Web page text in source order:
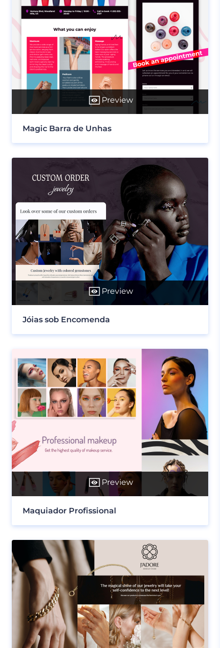
Preview
Magic Barra de Unhas
Preview
Jóias sob Encomenda
Preview
Maquiador Profissional